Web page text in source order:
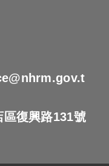
復興路131號